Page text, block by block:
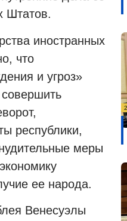
Штатов.
иностранных
что
и угроз»
республики,
меры
ее народа.
Венесуэлы